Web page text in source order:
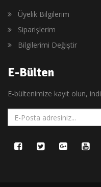
Üyelik Bilgilerim
Siparişlerim
Bilgilerimi Değiştir
E-Bülten
E-bültenimize kayıt olun,